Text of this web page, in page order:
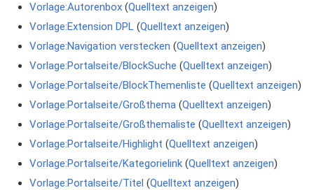
Vorlage:Autorenbox(Quelltext anzeigen)
Vorlage:Extension DPL(Quelltext anzeigen)
Vorlage:Navigation verstecken (Quelltext anzeigen)
Vorlage:Portalseite/BlockSuche (Quelltext anzeigen)
Vorlage:Portalseite/BlockThemenliste (Quelltext anzeigen)
Vorlage:Portalseite/Großthema(Quelltext anzeigen)
Vorlage:Portalseite/Großthemaliste (Quelltext anzeigen)
Vorlage:Portalseite/Highlight (Quelltext anzeigen)
Vorlage:Portalseite/Kategorielink(Quelltext anzeigen)
Vorlage:Portalseite/Titel (Quelltext anzeigen)